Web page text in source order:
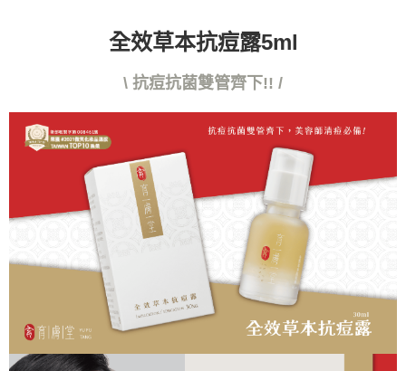
https://aftee.tw/terms/#terms3
３．未成年的使用者請事先徵得法定代理人或監護人之同意方可使用
時審查核予不同之上限額度；若仍有額度不足之情形，本公司將視審查結果
請求用戶進行身份認證。
５．嚴禁一人註冊多個帳號或使用他人資訊註冊。若發現惡意使用之情形，
恩沛科技股份有限公司將有權停止該用戶之使用額度並採取法律行動。
全效草本抗痘露5ml
\ 抗痘抗菌雙管齊下!! /